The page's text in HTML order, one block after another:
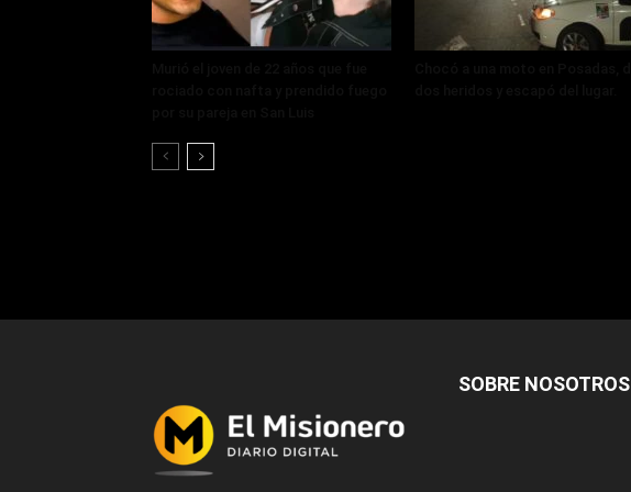
SOBRE NOSOTROS